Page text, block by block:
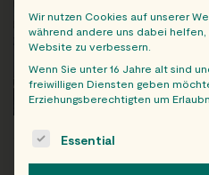
WIEN
Wir nutzen Cookies auf unserer
während andere uns dabei
Website zu verbessern.
Wenn Sie unter 16 Jahre alt sind
freiwilligen Diensten geben
Erziehungsberechtigten um
The following is a list of
Essential